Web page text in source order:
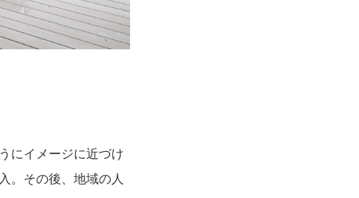
にイメージに近づけ
。その後、地域の人